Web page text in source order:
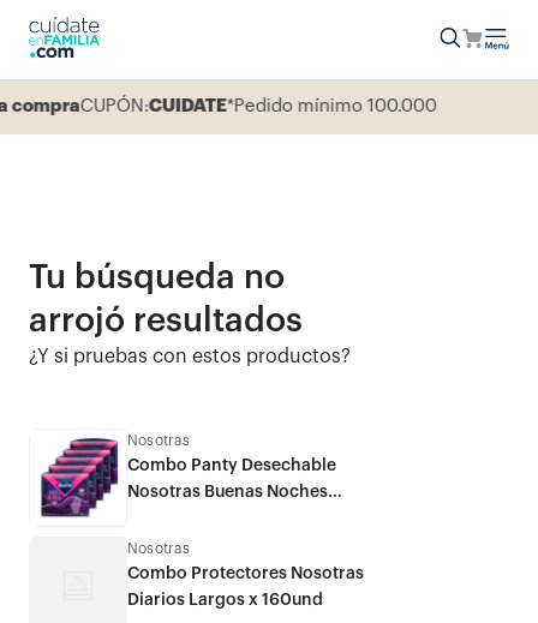
CUPÓN:CUIDATE*Pedido mínimo 100.000
Tu búsqueda no
arrojó resultados
¿Y si pruebas con estos productos?
Nosotras
Combo Panty Desechable
Nosotras Buenas Noches
Nosotras
Combo Protectores Nosotras
Diarios Largos x 160und